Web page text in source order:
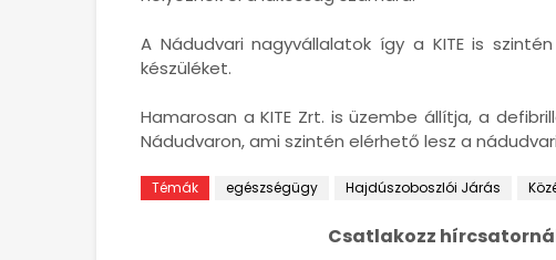
A Nádudvari nagyvállalatok így a KITE is
készüléket.
Hamarosan a KITE Zrt. is üzembe állítja, a
Nádudvaron, ami szintén elérhető lesz a
Témák egészségügy Hajdúszoboszlói Járás
Csatlakozz